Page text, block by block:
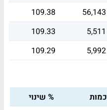
56,143
109.38
5,511
109.33
5,992
109.29
כמות
% שינוי